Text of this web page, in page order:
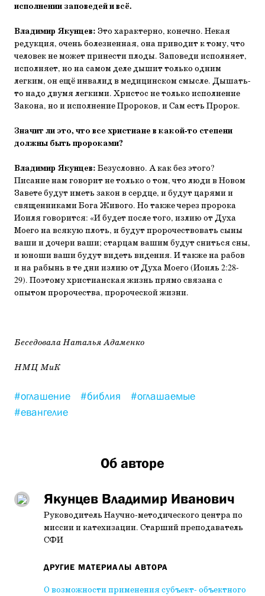
исполнении заповедей и всё.
Владимир Якунцев: Это характерно, конечно. Некая
редукция, очень болезненная, она приводит к тому, что
человек не может принести плоды. Заповеди исполняет,
исполняет, но на самом деле дышит только одним
легким, он ещё инвалид в медицинском смысле. Дышать-
то надо двумя легкими. Христос не только исполнение
Закона, но и исполнение Пророков, и Сам есть Пророк.
Значит ли это, что все христиане в какой-то степени
должны быть пророками?
Владимир Якунцев: Безусловно. А как без этого?
Писание нам говорит не только о том, что люди в Новом
Завете будут иметь закон в сердце, и будут царями и
священниками Бога Живого. Но также через пророка
Иоиля говорится: «И будет после того, излию от Духа
Моего на всякую плоть, и будут пророчествовать сыны
ваши и дочери ваши; старцам вашим будут сниться сны,
и юноши ваши будут видеть видения. И также на рабов
и на рабынь в те дни излию от Духа Моего (Иоиль 2:28-
29). Поэтому христианская жизнь прямо связана с
опытом пророчества, пророческой жизни.
Беседовала Наталья Адаменко
НМЦ МиК
#оглашение #библия
#оглашаемые
#евангелие
Об авторе
Якунцев Владимир Иванович
Руководитель Научно-методического центра по
миссии и катехизации. Старший преподаватель
СФИ
ДРУГИЕ МАТЕРИАЛЫ АВТОРА
О возможности применения субъект- объектного